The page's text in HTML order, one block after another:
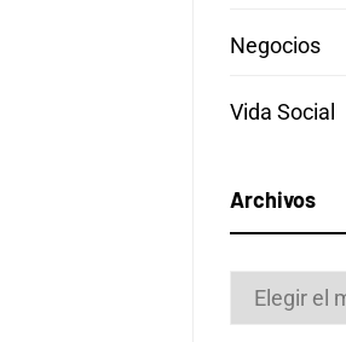
Negocios
Vida Social
Archivos
Archivos